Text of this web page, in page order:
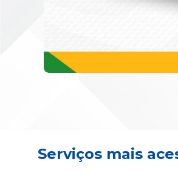
Serviços mais